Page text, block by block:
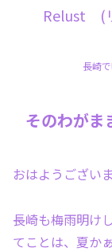
Relust (
長崎
そのわがま
おはようござい
長崎も梅雨明け
てことは、夏かぁ